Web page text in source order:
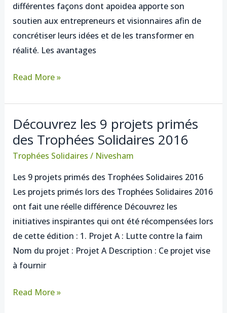
différentes façons dont apoidea apporte son
soutien aux entrepreneurs et visionnaires afin de
concrétiser leurs idées et de les transformer en
réalité. Les avantages
soutenant
les
idées
innovantes
demain
Read More »
Découvrez les 9 projets primés
des Trophées Solidaires 2016
Trophées Solidaires / Nivesham
Les 9 projets primés des Trophées Solidaires 2016
Les projets primés lors des Trophées Solidaires 2016
ont fait une réelle différence Découvrez les
initiatives inspirantes qui ont été récompensées lors
de cette édition : 1. Projet A : Lutte contre la faim
Nom du projet : Projet A Description : Ce projet vise
à fournir
Découvrez
les
9
primés
des
Trophées
Solidaires
2016
Read More »